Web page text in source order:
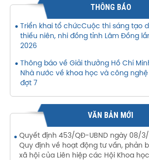
THÔNG BÁO
Triển khai tổ chứcCuộc thi sáng tạo
thiếu niên, nhi đồng tỉnh Lâm Đồng
2026
Thông báo về Giải thưởng Hồ Chí
Nhà nước về khoa học và công
đợt 7
VĂN BẢN MỚI
Quyết định 453/QĐ-UBND ngày 08/
Quy định về hoạt động tư vấn, phản
xã hội của Liên hiệp các Hội Khoa